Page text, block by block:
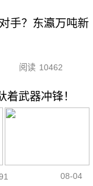
手？东瀛万吨新
阅读 10462
武器冲锋！
08-04